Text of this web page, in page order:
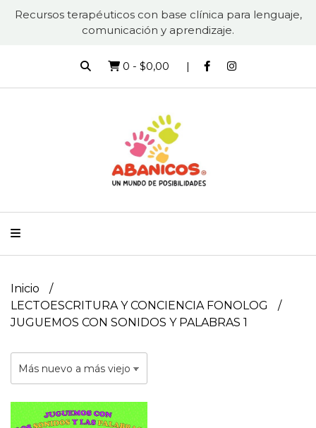
Recursos terapéuticos con base clínica para lenguaje,
comunicación y aprendizaje.
0 - $0,00
Inicio
LECTOESCRITURA Y CONCIENCIA FONOLOG
JUGUEMOS CON SONIDOS Y PALABRAS 1